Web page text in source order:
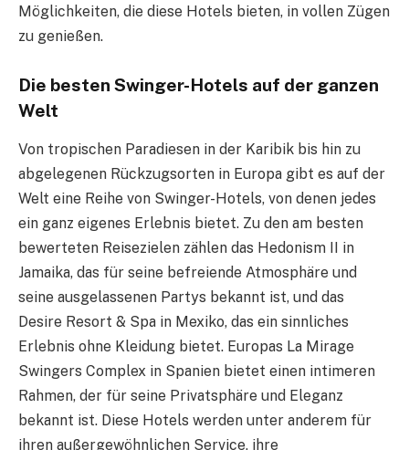
Möglichkeiten, die diese Hotels bieten, in vollen Zügen
zu genießen.
Die besten Swinger-Hotels auf der ganzen
Welt
Von tropischen Paradiesen in der Karibik bis hin zu
abgelegenen Rückzugsorten in Europa gibt es auf der
Welt eine Reihe von Swinger-Hotels, von denen jedes
ein ganz eigenes Erlebnis bietet. Zu den am besten
bewerteten Reisezielen zählen das Hedonism II in
Jamaika, das für seine befreiende Atmosphäre und
seine ausgelassenen Partys bekannt ist, und das
Desire Resort & Spa in Mexiko, das ein sinnliches
Erlebnis ohne Kleidung bietet. Europas La Mirage
Swingers Complex in Spanien bietet einen intimeren
Rahmen, der für seine Privatsphäre und Eleganz
bekannt ist. Diese Hotels werden unter anderem für
ihren außergewöhnlichen Service, ihre